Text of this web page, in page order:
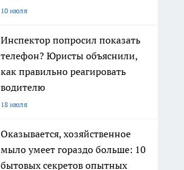
10 июля
Инспектор попросил показать
телефон? Юристы объяснили,
как правильно реагировать
водителю
18 июля
Оказывается, хозяйственное
мыло умеет гораздо больше: 10
бытовых секретов опытных